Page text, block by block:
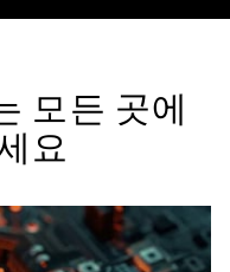
모든 곳에
요